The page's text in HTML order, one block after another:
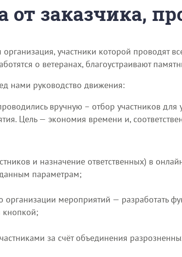
от заказчика,
участники которой проводят
о ветеранах, благоустраивают
нами руководство движения:
вручную – отбор участников для
Цель — экономия времени и,
и назначение ответственных) в
параметрам;
организации мероприятий — разработать
кнопкой;
за счёт объединения